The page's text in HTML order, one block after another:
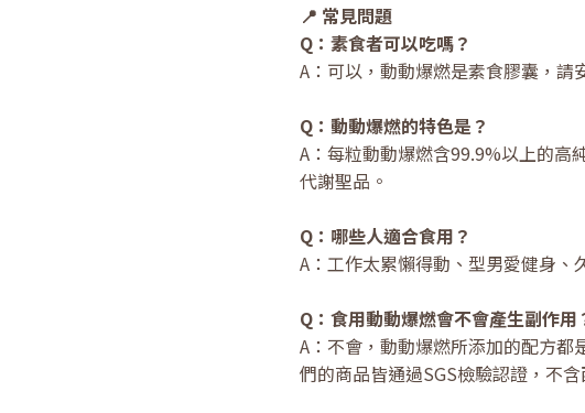
📍 常見問題
Q：素食者可以吃嗎？
A：可以，動動爆燃是素食膠囊，請
Q：動動爆燃的特色是？
A：每粒動動爆燃含99.9%以上的高
代謝聖品。
Q：哪些人適合食用？
A：工作太累懶得動、型男愛健身、
Q：食用動動爆燃會不會產生副作用
A：不會，動動爆燃所添加的配方
們的商品皆通過SGS檢驗認證，不